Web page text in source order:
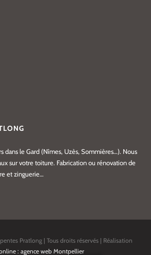
dans le Gard (Nîmes, Uzès, Sommières…). Nous
sur votre toiture. Fabrication ou rénovation de
et zinguerie…
Pratlong | Tous droits réservés | Réalisation
: agence web Montpellier